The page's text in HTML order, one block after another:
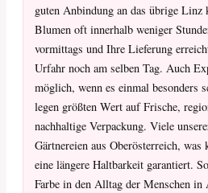
guten Anbindung an das übrige Linz
Blumen oft innerhalb weniger
vormittags und Ihre Lieferung
Urfahr noch am selben Tag. Auch
möglich, wenn es einmal besonders
legen größten Wert auf Frische,
nachhaltige Verpackung. Viele
Gärtnereien aus Oberösterreich, was
eine längere Haltbarkeit garantiert.
Farbe in den Alltag der Menschen